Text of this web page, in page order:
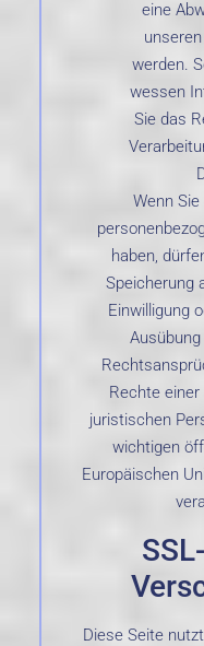
eine
werden.
wessen
Sie das
Wenn
haben,
Speicherung
Einwilligung
Rechte
juristischen
wichtigen
Europäischen
Diese Seite